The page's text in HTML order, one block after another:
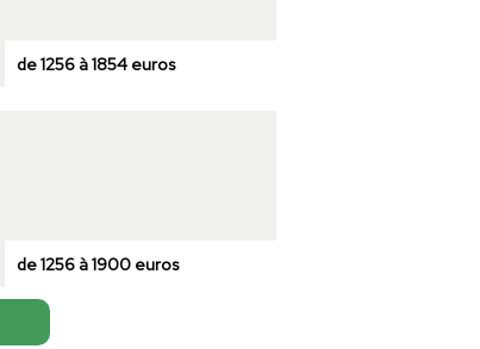
de 1256 à 1854 euros
de 1256 à 1900 euros